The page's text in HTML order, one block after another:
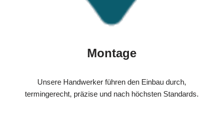
Montage
Unsere Handwerker führen den Einbau durch,
termingerecht, präzise und nach höchsten Standards.